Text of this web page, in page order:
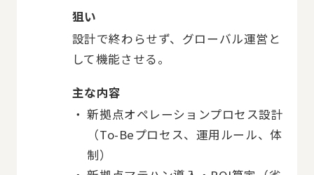
狙い
設計で終わらせず、グローバル運営と
して機能させる。
主な内容
新拠点オペレーションプロセス設計
（To-Beプロセス、運用ルール、体
制）